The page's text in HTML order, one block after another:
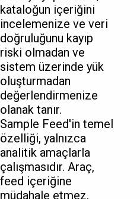
kataloğun içeriğini
incelemenize ve veri
doğruluğunu kayıp
riski olmadan ve
sistem üzerinde yük
oluşturmadan
değerlendirmenize
olanak tanır.
Sample Feed'in temel
özelliği, yalnızca
analitik amaçlarla
çalışmasıdır. Araç,
feed içeriğine
müdahale etmez,